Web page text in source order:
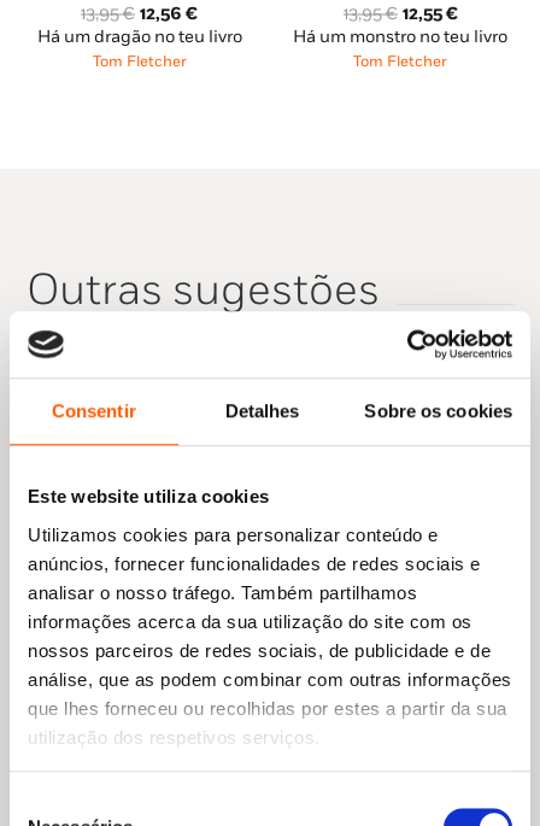
Consentir Detalhes Sobre os cookies
Este website utiliza cookies
Utilizamos cookies para personalizar conteúdo e
anúncios, fornecer funcionalidades de redes sociais e
analisar o nosso tráfego. Também partilhamos
informações acerca da sua utilização do site com os
nossos parceiros de redes sociais, de publicidade e de
análise, que as podem combinar com outras informações
que lhes forneceu ou recolhidas por estes a partir da sua
utilização dos respetivos serviços.
13,95€ O
preço
original
12,56€O
preço
Há um dragão no teu livro
Tom Fletcher
13,95€ O
preço
original
12,55€O
preço
Há um monstro no teu livro
Tom Fletcher
Outras sugestões
10,45€O
preço
original
10,45 €.
9,41€O
preço
atual
é:
9,41 €.
Alice 4: Um Aniversário
Especial
Rita Vilela
14,95€O
preço
original
14,95 €.
13,45 €O
preço
atual
13,45 €.
O Coelho Que Sabia Ouvir
Cori Doerrfeld